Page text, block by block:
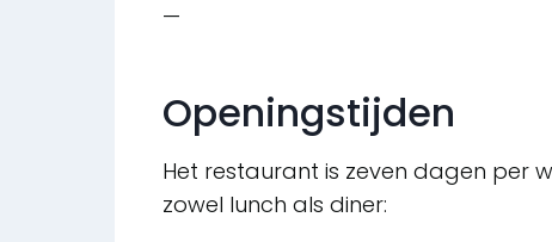
—
Openingstijden
Het restaurant is zeven dagen per
zowel lunch als diner: